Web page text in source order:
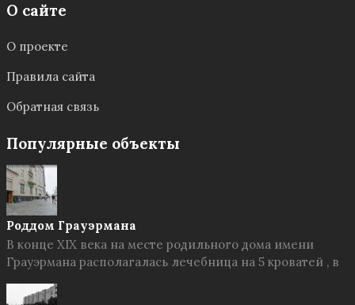
О сайте
О проекте
Правила сайта
Обратная связь
Популярные объекты
Роддом Грауэрмана
В конце XIX века на месте родильного дома имени
Грауэрмана располагалась лечебница на 5 кроватей , в